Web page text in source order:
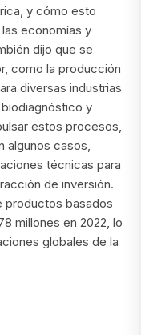
y cómo esto
economías y
dijo que se
como la producción
diversas industrias
y
estos procesos,
algunos casos,
técnicas para
de inversión.
productos basados
millones en 2022, lo
globales de la